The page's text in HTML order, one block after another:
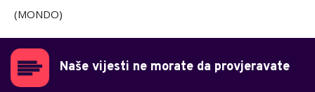
(MONDO)
Naše vijesti ne morate da provjeravate